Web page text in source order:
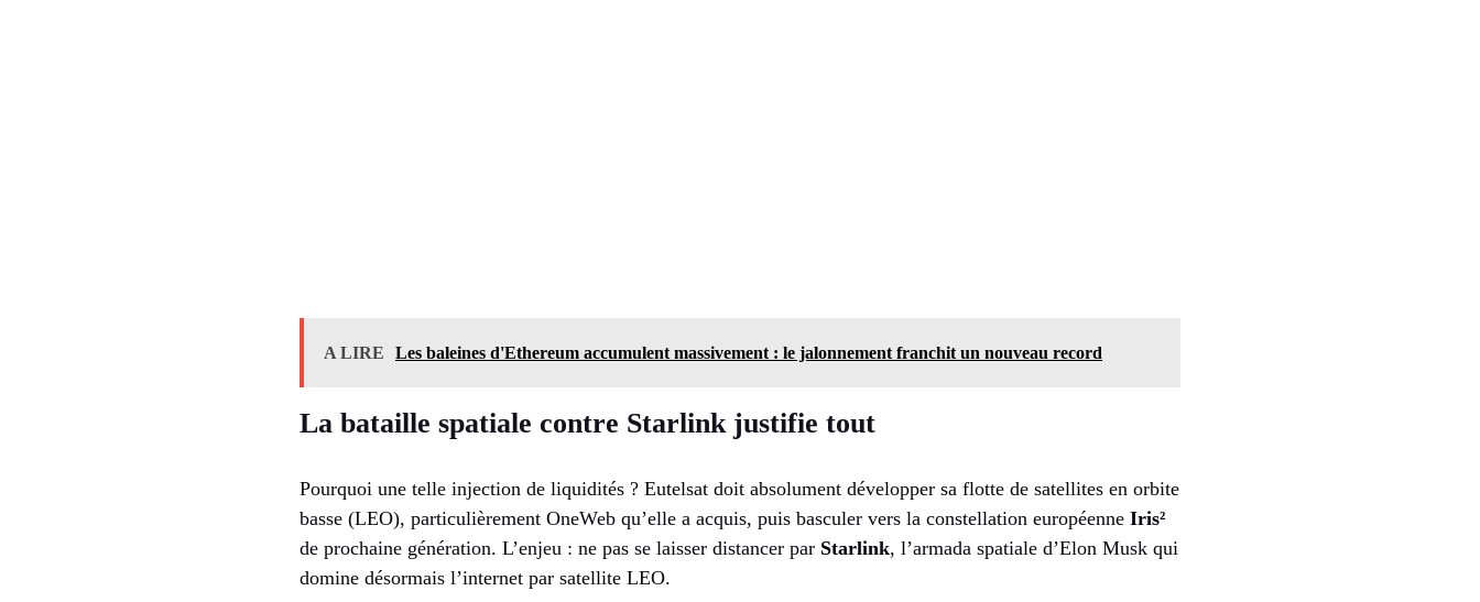
A LIRE Les baleines d'Ethereum accumulent massivement : le jalonnement franchit un nouveau record
La bataille spatiale contre Starlink justifie tout
Pourquoi une telle injection de liquidités ? Eutelsat doit absolument développer sa flotte de satellites en orbite
basse (LEO), particulièrement OneWeb qu’elle a acquis, puis basculer vers la constellation européenne Iris²
de prochaine génération. L’enjeu : ne pas se laisser distancer par Starlink, l’armada spatiale d’Elon Musk qui
domine désormais l’internet par satellite LEO.